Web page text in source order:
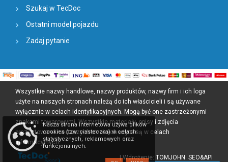
Szukaj w TecDoc
Ostatni model pojazdu
Zadaj pytanie
Wszystkie nazwy handlowe, nazwy produktów, nazwy firm i ich loga
użyte na naszych stronach należą do ich właścicieli i są używane
wyłącznie w celach identyfikacyjnych. Mogą być one zastrzeżonymi
znakami towarowymi. Wszystkie materiały, opisy i zdjęcia
prezentowane na naszych stronach użyte są w celach
informacyjnych
&API
SEO
| Wdrożenie: TOMJOHN
Nasza strona internetowa używa plików
cookies (tzw. ciasteczka) w celach
statystycznych, reklamowych oraz
funkcjonalnych.